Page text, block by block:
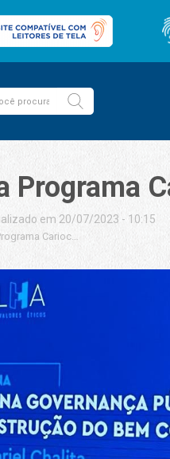
Programa
em 20/07/2023 - 10:15
Carioca de Fomento à